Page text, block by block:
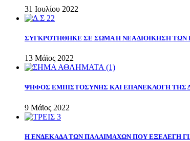
31 Ιουλίου 2022
ΣΥΓΚΡΟΤΗΘΗΚΕ ΣΕ ΣΩΜΑ Η ΝΕΑ ΔΙΟΙΚΗΣΗ
13 Μάϊος 2022
ΨΗΦΟΣ ΕΜΠΙΣΤΟΣΥΝΗΣ ΚΑΙ ΕΠΑΝΕΚΛΟΓΗ ΤΗΣ
9 Μάϊος 2022
Η ΕΝΔΕΚΑΔΑ ΤΩΝ ΠΑΛΑΙΜΑΧΩΝ ΠΟΥ ΕΞΕΛΕΓΗ